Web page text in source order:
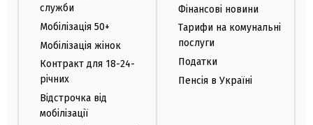
служби
Мобілізація 50+
Мобілізація жінок
Контракт для 18-24-
річних
Відстрочка від
мобілізації
Фінансові новини
Тарифи на комунальні
послуги
Податки
Пенсія в Україні